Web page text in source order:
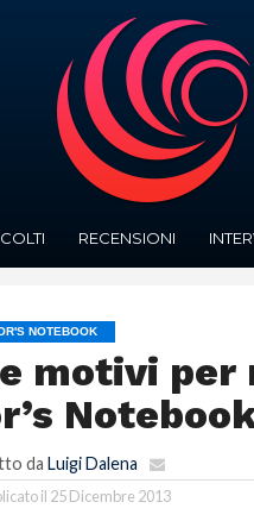
RECENSIONI
NOTEBOOK
motivi per
da Luigi Dalena
il 25 Dicembre 2013